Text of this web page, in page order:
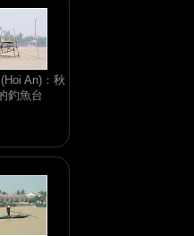
An)：秋
釣魚台